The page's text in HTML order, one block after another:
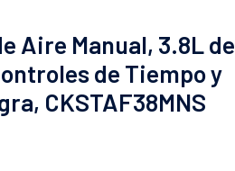
Aire Manual, 3.8L de
de Tiempo y
CKSTAF38MNS